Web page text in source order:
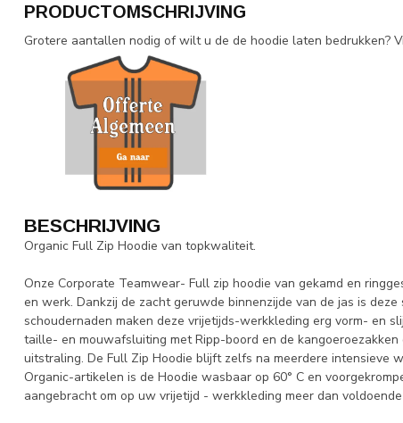
PRODUCTOMSCHRIJVING
Grotere aantallen nodig of wilt u de de hoodie laten bedrukken?
BESCHRIJVING
Organic Full Zip Hoodie van topkwaliteit.
Onze Corporate Teamwear- Full zip hoodie van gekamd en
en werk. Dankzij de zacht geruwde binnenzijde van de jas is
schoudernaden maken deze vrijetijds-werkkleding erg vorm- en
taille- en mouwafsluiting met Ripp-boord en de
uitstraling. De Full Zip Hoodie blijft zelfs na meerdere intensieve
Organic-artikelen is de Hoodie wasbaar op 60° C en
aangebracht om op uw vrijetijd - werkkleding meer dan